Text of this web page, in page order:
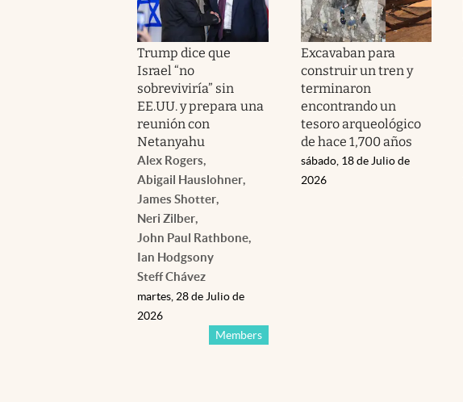
Trump dice que
Israel “no
sobreviviría” sin
EE.UU. y prepara una
reunión con
Netanyahu
Alex Rogers,
Abigail Hauslohner,
James Shotter,
Neri Zilber,
John Paul Rathbone,
Ian Hodgsony
Steff Chávez
Members
martes, 28 de Julio de
2026
Excavaban para
construir un tren y
terminaron
encontrando un
tesoro arqueológico
de hace 1,700 años
sábado, 18 de Julio de
2026